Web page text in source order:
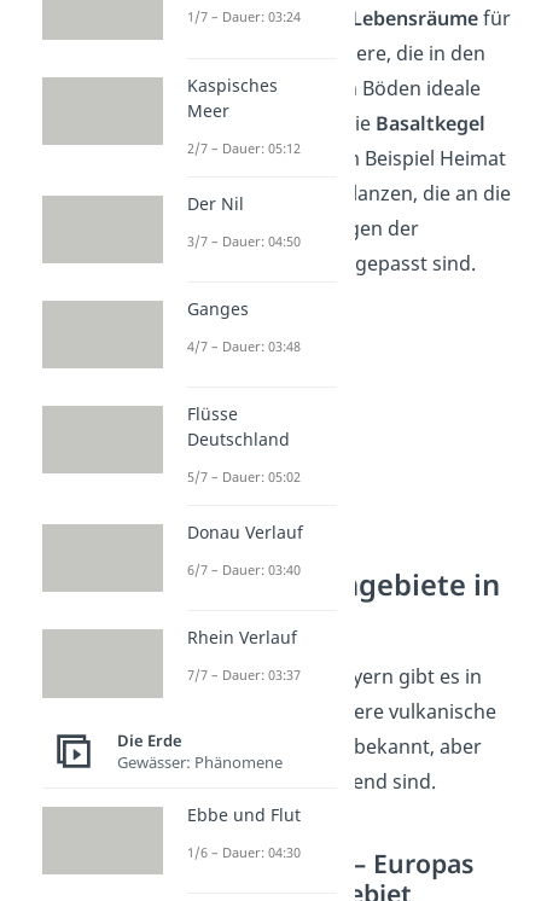
Sie bieten einzigartige
Lebensräumefür
seltene Pflanzen und Tiere, die in den
kargen, mineralreichen Böden ideale
Bedingungen finden. Die Basaltkegel
der Oberpfalz sind zum Beispiel Heimat
für eine Vielzahl von Pflanzen, die an die
besonderen Bedingungen der
vulkanischen Böden angepasst sind.
Weitere Vulkangebiete in
Neben der Eifel und Bayern gibt es in
Deutschland noch weitere vulkanische
Regionen
, die weniger bekannt, aber
nicht weniger faszinierend sind.
Der Vogelsberg — Europas
größtes Vulkangebiet
1/7 – Dauer: 03:24
Kaspisches
Meer
2/7 – Dauer: 05:12
Der Nil
3/7 – Dauer: 04:50
Ganges
4/7 – Dauer: 03:48
Flüsse
Deutschland
5/7 – Dauer: 05:02
Donau Verlauf
6/7 – Dauer: 03:40
Rhein Verlauf
7/7 – Dauer: 03:37
Die Erde
Gewässer: Phänomene
Ebbe und Flut
1/6 – Dauer: 04:30